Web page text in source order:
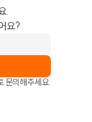
.
요?
문의해주세요.